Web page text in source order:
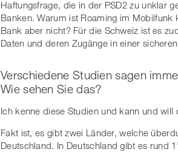
Haftungsfrage, die in der PSD2 zu unklar
Banken. Warum ist Roaming im
Bank aber nicht? Für die Schweiz ist es
Daten und deren Zugänge in einer
Verschiedene Studien sagen
Wie sehen Sie das?
Ich kenne diese Studien und kann und
Fakt ist, es gibt zwei Länder, welche
Deutschland. In Deutschland gibt es rund